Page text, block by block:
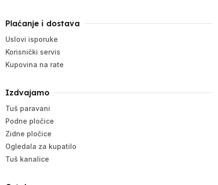
Plaćanje i dostava
Uslovi isporuke
Korisnički servis
Kupovina na rate
Izdvajamo
Tuš paravani
Podne pločice
Zidne pločice
Ogledala za kupatilo
Tuš kanalice